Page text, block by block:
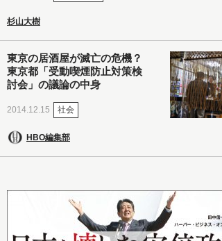
杉山大樹
東京の居酒屋が滅亡の危機？
東京都「受動喫煙防止対策検
討会」の議論の中身
2014.12.15 社会
HBO編集部